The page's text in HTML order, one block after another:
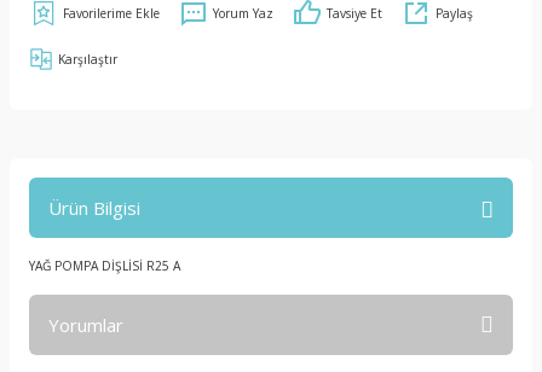
Yorum Yaz Tavsiye Et Paylaş
Karşılaştır
Ürün Bilgisi
YAĞ POMPA DİŞLİSİ R25 A
Yorumlar